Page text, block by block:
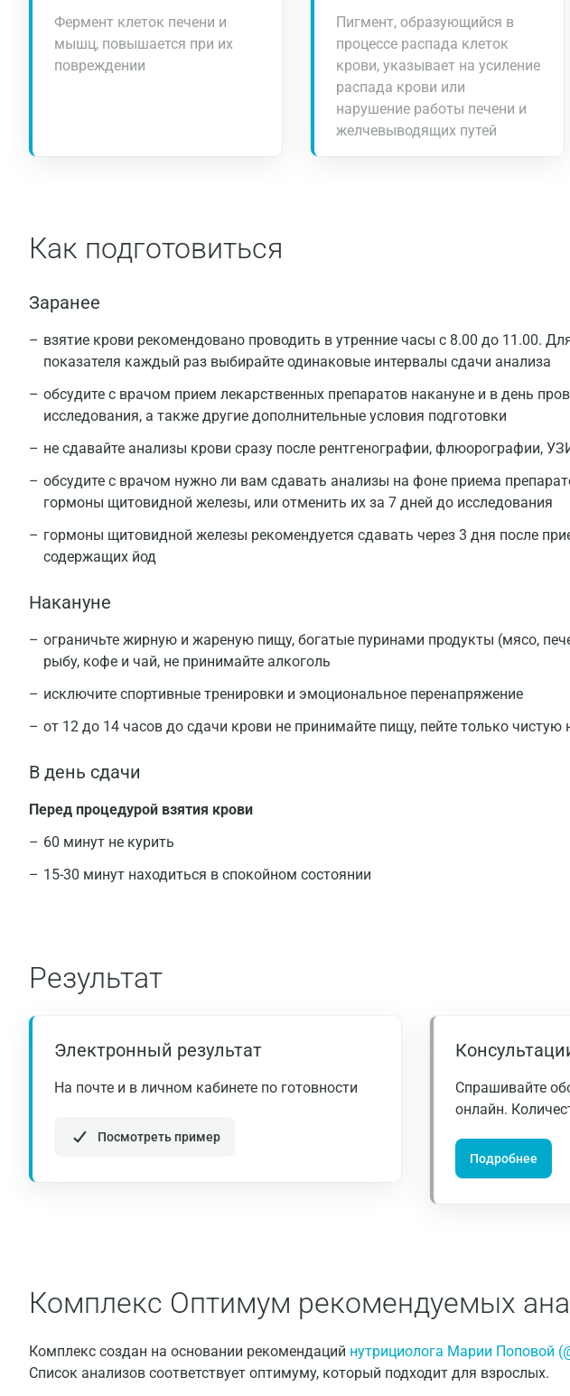
Фермент клеток печени и
мышц, повышается при их
повреждении
Пигмент, образующийся в
процессе распада клеток
крови, указывает на усиление
распада крови или
нарушение работы печени и
желчевыводящих путей
Как подготовиться
Заранее
взятие крови рекомендовано проводить в утренние часы с 8.00 до 11.00.
показателя каждый раз выбирайте одинаковые интервалы сдачи анализа
обсудите с врачом прием лекарственных препаратов накануне и в день
исследования, а также другие дополнительные условия подготовки
не сдавайте анализы крови сразу после рентгенографии, флюорографии,
обсудите с врачом нужно ли вам сдавать анализы на фоне приема
гормоны щитовидной железы, или отменить их за 7 дней до исследования
гормоны щитовидной железы рекомендуется сдавать через 3 дня после
содержащих йод
Накануне
ограничьте жирную и жареную пищу, богатые пуринами продукты (мясо,
рыбу, кофе и чай, не принимайте алкоголь
исключите спортивные тренировки и эмоциональное перенапряжение
от 12 до 14 часов до сдачи крови не принимайте пищу, пейте только чистую
В день сдачи
Перед процедурой взятия крови
60 минут не курить
15-30 минут находиться в спокойном состоянии
Результат
Электронный результат
На почте и в личном кабинете по готовности
Посмотреть пример
Спрашивайте
онлайн.
Подробнее
Комплекс Оптимум рекомендуемых
Комплекс создан на основании рекомендаций нутрициолога Марии Поповой
Список анализов соответствует оптимуму, который подходит для взрослых.
Альметьевск
Апрелевка
Армавир
Астрахань
Владимир
Волжский
Вологда
Воронеж
Дзержинский
Дмитров
Ижевск
Истра
Йошкар-Ола
Калининград
Коломна
Кострома